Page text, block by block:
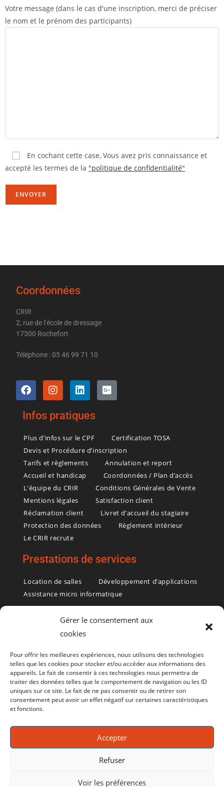
Gérer le consentement aux
cookies
Pour offrir les meilleures expériences, nous utilisons des technologies
telles que les cookies pour stocker et/ou accéder aux informations des
appareils. Le fait de consentir à ces technologies nous permettra de
traiter des données telles que le comportement de navigation ou les ID
uniques sur ce site. Le fait de ne pas consentir ou de retirer son
consentement peut avoir un effet négatif sur certaines caractéristiques
et fonctions.
Accepter
Refuser
Voir les préférences
Votre message (dans le cas d'une inscription, merci de préciser
le nom et le prénom des participants)
En cochant cette case, Vous avez pris connaissance et
accepté les termes de la "politique de confidentialité"
Coordonnées
CRIR
2, rue de l’école de dressage
17300 Rochefort
Téléphone : 05 46 99 71 10
Infos pratiques
Plus d’infos sur le CPF
Certification TOSA
Devis et Procédure d’inscription
Tarifs et règlements
Annulation et report
Accueil et handicap
Coordonnées / Plan d’accès
L’équipe du CRIR
Conditions Générales de Vente
Mentions légales
Satisfaction client
Réclamation client
Livret d’accueil du stagiaire
Protection des données
Règlement intérieur
Le CRIR recrute
Prestations de services
Location de salles
Développement d’applications
Assistance micro informatique
Formations et Services informatiques – Rochefort – Charente
formation WEB, formation aux logiciels de gestion.
(Rochefort, La Rochelle, Saintes, Royan, Oléron – et toute la
Charente Maritime (17)
Consultez le site
www.bilan-de-competences-17.fr